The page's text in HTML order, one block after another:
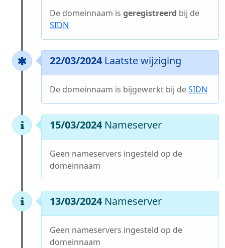
De domeinnaam is geregistreerd bij de
SIDN
22/03/2024 Laatste wijziging
De domeinnaam is bijgewerkt bij deSIDN
15/03/2024 Nameserver
Geen nameservers ingesteld op de
domeinnaam
13/03/2024 Nameserver
Geen nameservers ingesteld op de
domeinnaam